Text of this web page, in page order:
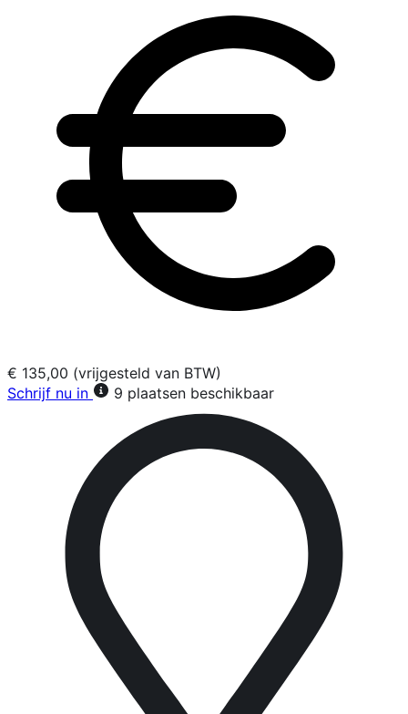
€ 135,00 (vrijgesteld van BTW)
Schrijf nu in
9 plaatsen beschikbaar